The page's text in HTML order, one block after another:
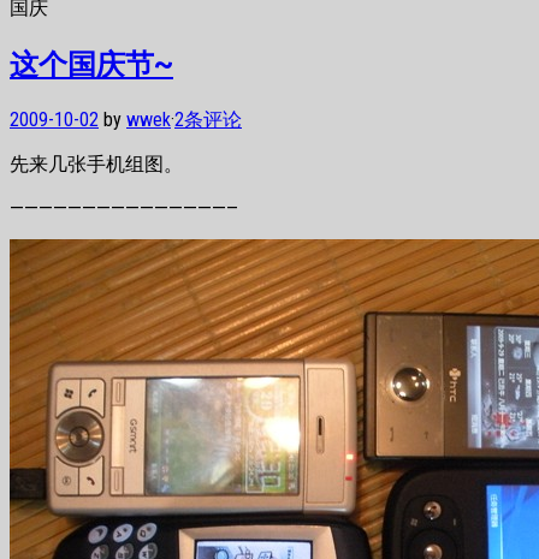
国庆
这个国庆节~
2009-10-02 by wwek·2条评论
先来几张手机组图。
———————————————–